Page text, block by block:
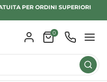
PER ORDINI SUPERIORI
0